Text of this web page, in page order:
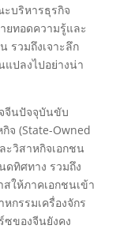
บริหารธุรกิจ
ยทอดความรู้และ
รวมถึงเจาะลึก
ปลงไปอย่างน่า
จีนปัจจุบันขับ
จ (State-Owned
ะวิสาหกิจเอกชน
ดทิศทาง รวมถึง
ให้ภาคเอกชนเข้า
กรรมเครื่องจักร
ซของจีนยังคง